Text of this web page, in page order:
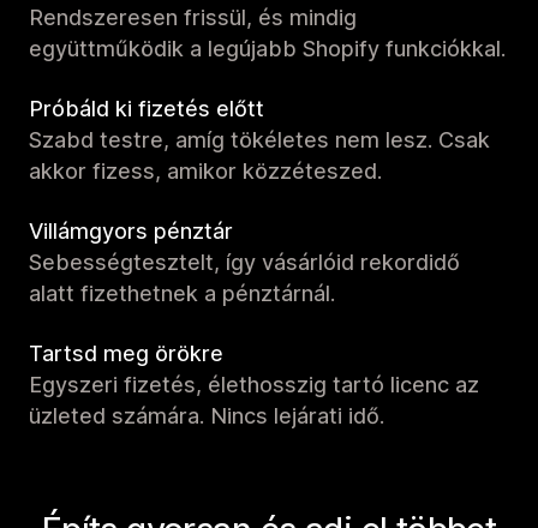
Rendszeresen frissül, és mindig
együttműködik a legújabb Shopify funkciókkal.
Próbáld ki fizetés előtt
Szabd testre, amíg tökéletes nem lesz. Csak
akkor fizess, amikor közzéteszed.
Villámgyors pénztár
Sebességtesztelt, így vásárlóid rekordidő
alatt fizethetnek a pénztárnál.
Tartsd meg örökre
Egyszeri fizetés, élethosszig tartó licenc az
üzleted számára. Nincs lejárati idő.